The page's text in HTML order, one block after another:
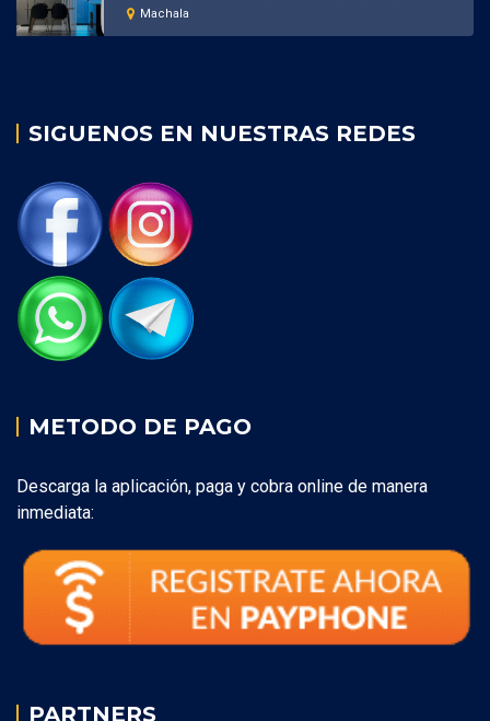
Machala
SIGUENOS EN NUESTRAS REDES
METODO DE PAGO
Descarga la aplicación, paga y cobra online de manera
inmediata:
PARTNERS